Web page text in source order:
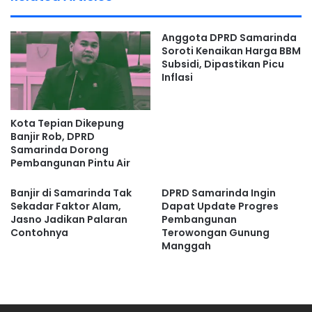
PAD yang relatif stabil membantu pemerintah daerah
menjaga keberlanjutan sejumlah kegiatan prioritas.
Celni menyebut DPRD tetap mendorong optimalisasi PAD
agar kebutuhan pembangunan tidak terganggu oleh
tekanan fiskal dari pusat.
“PAD Samarinda yang cukup tinggi membantu
terlaksananya sejumlah pokok pikiran (pokir) yang tengah
dilakukan oleh DPRD,” ungkapnya.
Ia menambahkan, penguatan PAD menjadi kunci agar
pelayanan publik tetap berjalan dan pembangunan daerah
tidak terhambat.
Dipercepat
Kota Tepian Dikepung
Banjir Rob, DPRD
Samarinda Dorong
Pembangunan Pintu Air
Anggota DPRD Samarinda
Soroti Kenaikan Harga BBM
Subsidi, Dipastikan Picu
Inflasi
Banjir di Samarinda Tak
Sekadar Faktor Alam,
Jasno Jadikan Palaran
Contohnya
DPRD Samarinda Ingin
Dapat Update Progres
Pembangunan
Terowongan Gunung
Manggah